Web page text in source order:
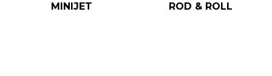
MINIJET ROD & ROLL